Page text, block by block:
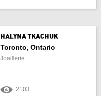
HALYNA TKACHUK
Toronto, Ontario
Joaillerie
2103